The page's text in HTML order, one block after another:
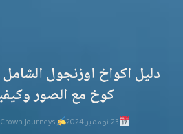
كوخ مع الصور
23 نوفمبر 2024 Crown Journeys